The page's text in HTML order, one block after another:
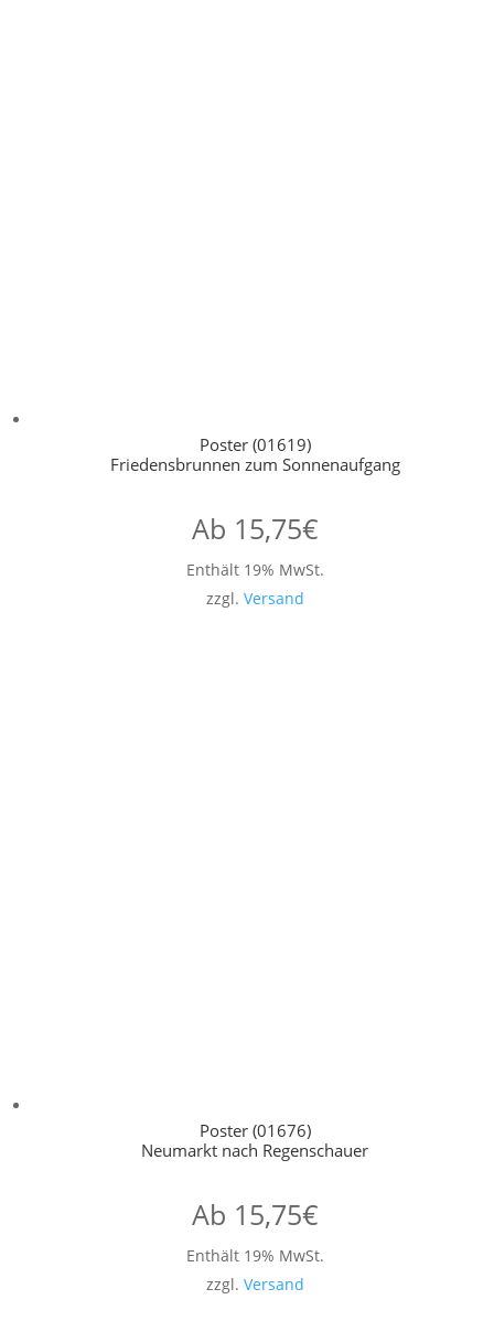
Poster (01619)
Friedensbrunnen zum Sonnenaufgang
Ab 15,75€
Enthält 19% MwSt.
zzgl. Versand
Poster (01676)
Neumarkt nach Regenschauer
Ab 15,75€
Enthält 19% MwSt.
zzgl. Versand